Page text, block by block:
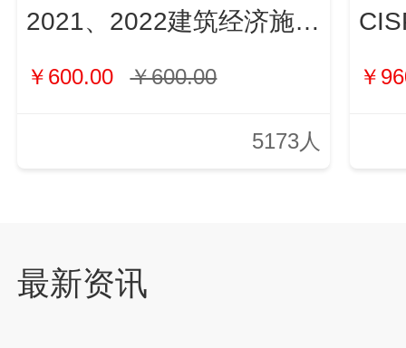
2021、2022建筑经济施工与管理（新）
￥600.00 ￥600.00
5173人
￥
最新资讯